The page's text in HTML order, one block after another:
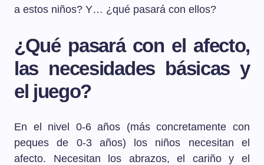
a estos niños? Y… ¿qué pasará con ellos?
¿Qué pasará con el afecto,
las necesidades básicas y
el juego?
En el nivel 0-6 años (más concretamente con
peques de 0-3 años) los niños necesitan el
afecto. Necesitan los abrazos, el cariño y el